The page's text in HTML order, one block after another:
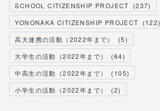
SCHOOL CITIZENSHIP PROJECT
(237)
YONONAKA CITIZENSHIP PROJECT
(122)
高大連携の活動（2022年まで）
(5)
大学生の活動（2022年まで）
(64)
中高生の活動（2022年まで）
(105)
小学生の活動（2022年まで）
(2)